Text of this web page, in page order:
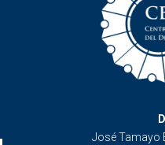
José Tamayo